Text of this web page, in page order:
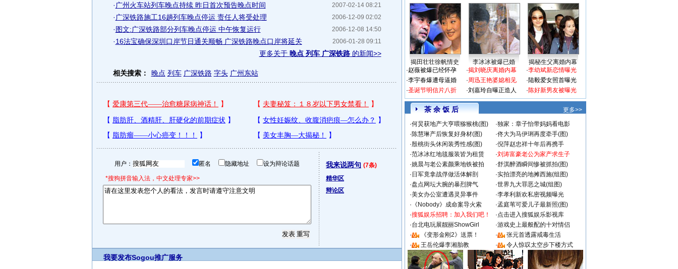
2007-02-14 08:21
· 广州火车站列车晚点持续 昨日首次预告晚点时间
2006-12-09 02:02
· 广深铁路施工16趟列车晚点停运 责任人将受处理
2006-12-08 14:50
·图文:广深铁路部分列车晚点停运 中午恢复运行
2006-01-28 09:11
·16法宝确保深圳口岸节日通关顺畅 广深铁路晚点口岸将延关
更多关于 晚点 列车 广深铁路的新闻>>
相关搜索： 晚点 列车 广深铁路 字头 广州东站
用户： 匿名 隐藏地址 设为辩论话题
*搜狗拼音输入法，中文处理专家>>
我来说两句 (7条)
精华区
辩论区
我要发布Sogou推广服务
揭田壮壮徐帆情史 李冰冰被爆已婚
揭秘生父离婚内幕
·赵薇被爆已经怀孕
·李宇春爆遭母逼婚
·圣诞节明信片八折
·揭刘晓庆离婚内幕
·周迅王艳婆媳相见
·刘嘉玲自曝正造人
·李幼斌新恋情曝光
·陆毅爱女照首曝光
·陈好新男友被曝光
茶 余 饭 后
更多>>
·何炅获地产大亨喂猕猴桃(图) ·独家：章子怡带妈妈看电影
·陈慧琳产后恢复好身材(图) ·佟大为马伊琍再度牵手(图)
·殷桃街头休闲装秀性感(图) ·倪萍赵忠祥十年后再携手
·范冰冰红地毯服装皆为租赁 ·刘涛富豪老公为家产求生子
·姚晨与老公素颜乘地铁被拍 ·舒淇醉酒瞬间惨被抓拍(图)
· 日军竟拿战俘做活体解剖 ·实拍漂亮的地摊西施(组图)
·盘点网坛大腕的暴烈脾气 ·世界九大罪恶之城(组图)
·美女办公室遭遇灵异事件 ·李孝利新欢私密视频曝光
· 《Nobody》成命案导火索 ·孟庭苇可爱儿子最新照(图)
·搜狐娱乐招聘：加入我们吧！ ·点击进入搜狐娱乐影视库
·台北电玩展靓丽ShowGirl ·游戏史上最般配的十对情侣
·
《变形金刚2》送票！ ·
张元首透露戒毒生活
·
王岳伦爆李湘胎教 · 令人惊叹太空步下楼方式